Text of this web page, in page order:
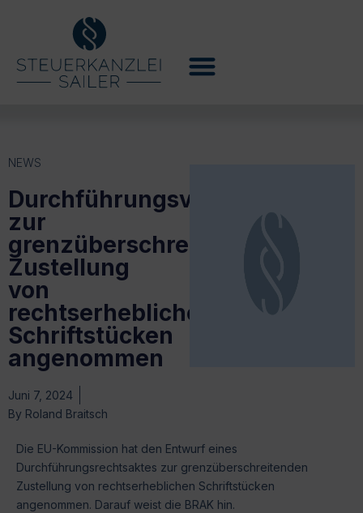
NEWS
Durchführungsverordnung
zur
grenzüberschreitenden
Zustellung
von
rechtserheblichen
Schriftstücken
angenommen
Juni 7, 2024
By Roland Braitsch
Die EU-Kommission hat den Entwurf eines
Durchführungsrechtsaktes zur grenzüberschreitenden
Zustellung von rechtserheblichen Schriftstücken
angenommen. Darauf weist die BRAK hin.